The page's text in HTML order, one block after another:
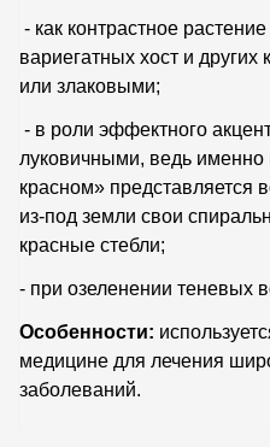
- как контрастное
вариегатных хост и других
или злаковыми;
- в роли эффектного
луковичными, ведь
красном» представляется
из-под земли свои
красные стебли;
- при озеленении теневых
Особенности:
медицине для лечения
заболеваний.